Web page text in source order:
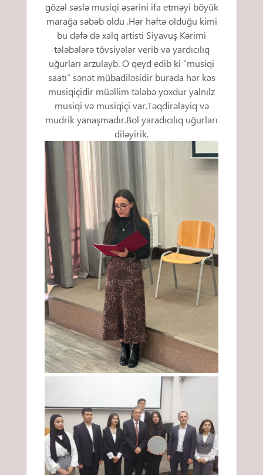
gözəl səslə musiqi əsərini ifa etməyi böyük
marağa səbəb oldu .Hər həftə olduğu kimi
bu dəfə də xalq artisti Siyavuş Kərimi
tələbələrə tövsiyələr verib və yardıcılıq
uğurları arzulayb. O qeyd edib ki “musiqi
saatı” sənət mübadiləsidir burada hər kəs
musiqiçidir müəllim tələbə yoxdur yalnılz
musiqi və musiqiçi var.Təqdirəlayiq və
mudrik yanaşmadır.Bol yaradıcılıq uğurları
diləyirik.